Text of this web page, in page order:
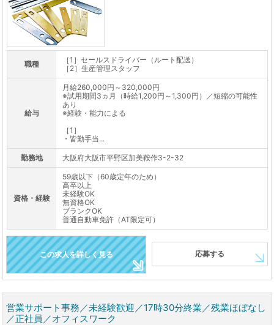
職種
［1］セールスドライバー（ルート配送）
［2］生産管理スタッフ
給与
月給260,000円～320,000円
※試用期間3ヵ月（時給1,200円～1,300円）／短縮の可能性
あり
※経験・能力による
［1］
・皆勤手当...
勤務地 大阪府大阪市平野区加美鞍作3-2-32
資格・経験
59歳以下（60歳定年のため）
高卒以上
未経験OK
無資格OK
ブランクOK
普通自動車免許（AT限定可）
この求人を詳しく見る 応募する
営業サポート事務／未経験歓迎／17時30分終業／残業ほぼなし
／正社員／オフィスワーク